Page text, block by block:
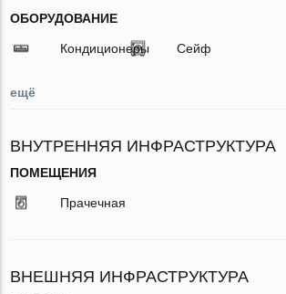
ОБОРУДОВАНИЕ
Кондиционеры Сейф
ещё
ВНУТРЕННЯЯ ИНФРАСТРУКТУРА
ПОМЕЩЕНИЯ
Прачечная
ВНЕШНЯЯ ИНФРАСТРУКТУРА